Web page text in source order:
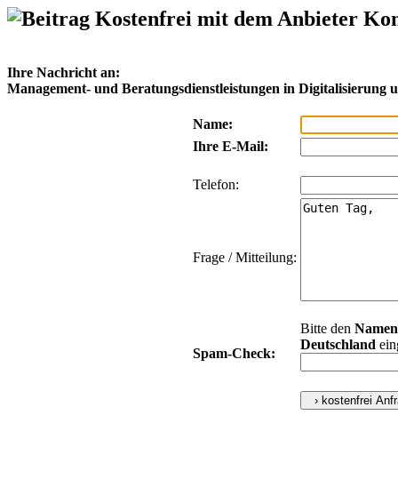
Kostenfrei mit dem Anbieter
Ihre Nachricht an:
Management- und Beratungsdienstleistungen in Digitalisierung
Name:
Ihre E-Mail:
Telefon:
Frage / Mitteilung:
Spam-Check:
Bitte den Namen
Deutschland